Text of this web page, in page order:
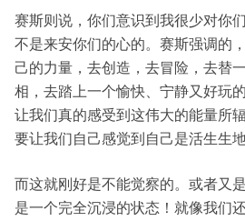
赛斯则说，你们意识到我很少对你
不是来安你们的心的。赛斯强调的
己的力量，去创造，去冒险，去替
相，去踏上一个愉快、宁静又好玩
让我们真的感受到这伟大的能量所
要让我们自己感觉到自己是活生生
而这就刚好是不能觉察的。或者又
是一个完全沉浸的状态！就像我们